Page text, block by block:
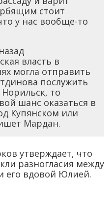
стоит
у нас вообще-то
власть в
могла отправить
послужить
то
шанс оказаться в
Купянском или
Мардан.
утверждает, что
разногласия между
его вдовой Юлией.